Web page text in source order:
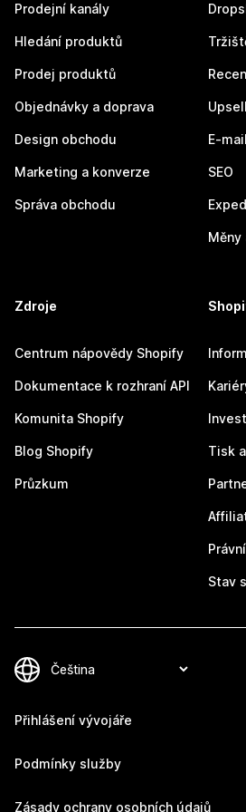
Prodejní kanály
Hledání produktů
Prodej produktů
Objednávky a doprava
Design obchodu
Marketing a konverze
Správa obchodu
E-
SEO
Měny
Zdroje
Centrum nápovědy Shopify
Dokumentace k rozhraní API
Komunita Shopify
Blog Shopify
Průzkum
Tisk
Stav
Přihlášení vývojáře
Podmínky služby
Zásady ochrany osobních údajů